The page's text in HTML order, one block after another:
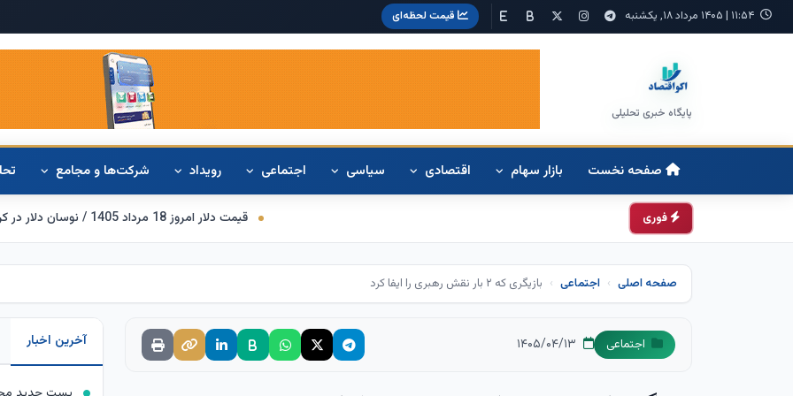
۱۱:۵۴ | ۱۴۰۵ مرداد ۱۸, یکشنبه قیمت لحظه‌ای
پایگاه خبری تحلیلی
صفحه نخست بازار سهام اقتصادی سیاسی اجتماعی رویداد شرکت‌ها و مجامع
فوری مدیرعامل
صفحه اصلی اجتماعی بازیگری که ۲ بار نقش رهبری را ایفا کرد
اجتماعی آخرین اخبار